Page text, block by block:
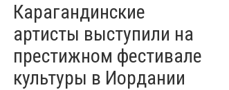
Карагандинские
артисты выступили на
престижном фестивале
культуры в Иордании